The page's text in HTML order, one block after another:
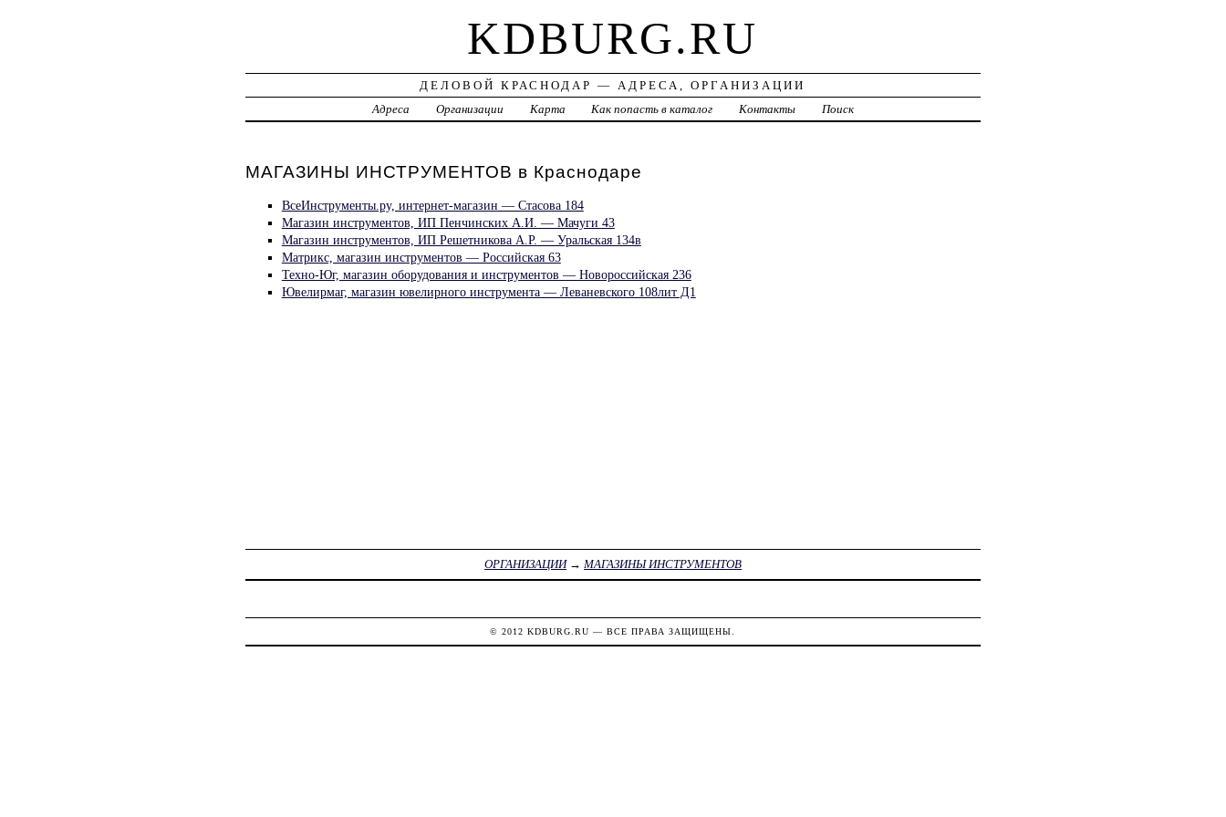
KDBURG.RU
ДЕЛОВОЙ КРАСНОДАР — АДРЕСА, ОРГАНИЗАЦИИ
Адреса
Организации Карта Как попасть в каталог Контакты Поиск
МАГАЗИНЫ ИНСТРУМЕНТОВ в Краснодаре
ВсеИнструменты.ру, интернет-магазин — Стасова 184
Магазин инструментов, ИП Пенчинских А.И. — Мачуги 43
Магазин инструментов, ИП Решетникова А.Р. — Уральская 134в
Матрикс, магазин инструментов — Российская 63
Техно-Юг, магазин оборудования и инструментов — Новороссийская 236
Ювелирмаг, магазин ювелирного инструмента — Леваневского 108лит Д1
ОРГАНИЗАЦИИ→ МАГАЗИНЫ ИНСТРУМЕНТОВ
© 2012KDBURG.RU — ВСЕ ПРАВА ЗАЩИЩЕНЫ.